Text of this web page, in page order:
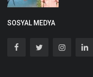
SOSYAL MEDYA